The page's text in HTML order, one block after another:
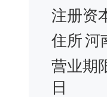
注册资
住所河
营业期
日